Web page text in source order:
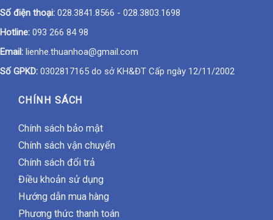
Số điện thoại: 028.3841.8566 - 028.3803.1698
Hotline: 093 266 84 98
Email: lienhe.thuanhoa@gmail.com
Số GPKD: 0302817165 do sở KH&ĐT Cấp ngày 12/11/2002
CHÍNH SÁCH
Chính sách bảo mật
Chính sách vận chuyển
Chính sách đổi trả
Điều khoản sử dụng
Hướng dẫn mua hàng
Phương thức thanh toán